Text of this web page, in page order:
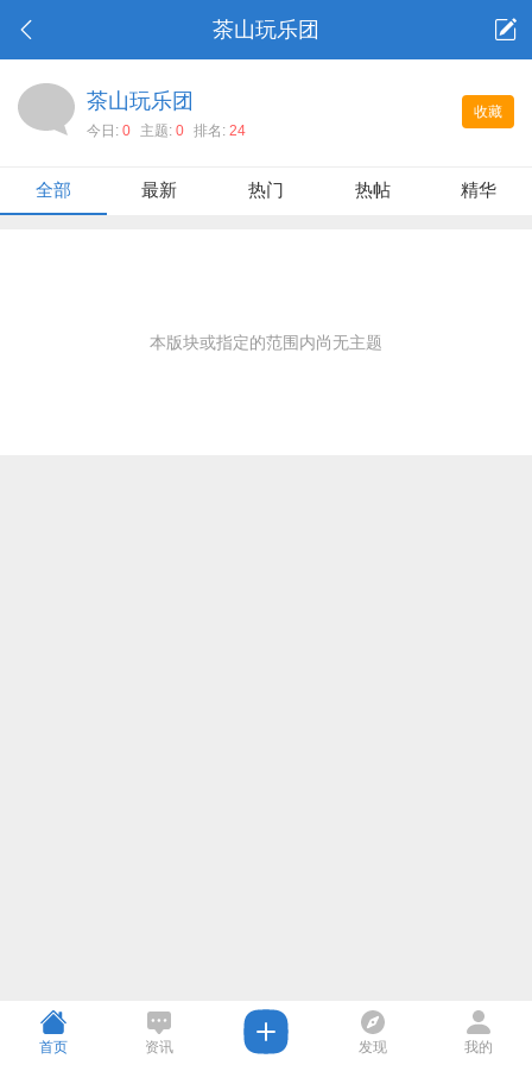
茶山玩乐团
收藏
茶山玩乐团
今日: 0 主题: 0 排名: 24
全部 最新 热门 热帖 精华
本版块或指定的范围内尚无主题
首页 资讯 发现 我的